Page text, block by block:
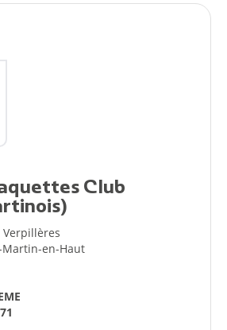
Club
Verpillères
Martin-en-Haut
Citoyen
Pratique
Démarches